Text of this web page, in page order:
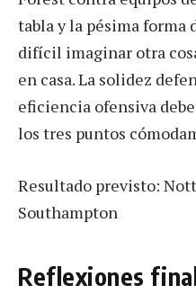
tabla y la pésima forma
difícil imaginar otra
en casa. La solidez
eficiencia ofensiva
los tres puntos
Resultado previsto:
Southampton
Reflexiones